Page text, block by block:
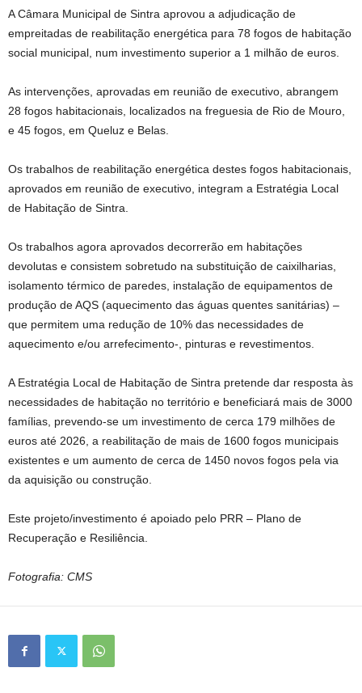
A Câmara Municipal de Sintra aprovou a adjudicação de
empreitadas de reabilitação energética para 78 fogos de habitação
social municipal, num investimento superior a 1 milhão de euros.
As intervenções, aprovadas em reunião de executivo, abrangem
28 fogos habitacionais, localizados na freguesia de Rio de Mouro,
e 45 fogos, em Queluz e Belas.
Os trabalhos de reabilitação energética destes fogos habitacionais,
aprovados em reunião de executivo, integram a Estratégia Local
de Habitação de Sintra.
Os trabalhos agora aprovados decorrerão em habitações
devolutas e consistem sobretudo na substituição de caixilharias,
isolamento térmico de paredes, instalação de equipamentos de
produção de AQS (aquecimento das águas quentes sanitárias) –
que permitem uma redução de 10% das necessidades de
aquecimento e/ou arrefecimento-, pinturas e revestimentos.
A Estratégia Local de Habitação de Sintra pretende dar resposta às
necessidades de habitação no território e beneficiará mais de 3000
famílias, prevendo-se um investimento de cerca 179 milhões de
euros até 2026, a reabilitação de mais de 1600 fogos municipais
existentes e um aumento de cerca de 1450 novos fogos pela via
da aquisição ou construção.
Este projeto/investimento é apoiado pelo PRR – Plano de
Recuperação e Resiliência.
Fotografia: CMS